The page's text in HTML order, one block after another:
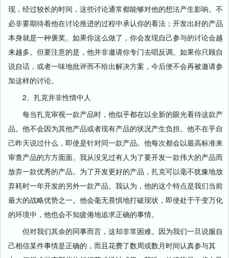
现，经过较长的时间，这些讨论通常都能够对他的想法产生影响。不
必非要期待着他在讨论推进的过程中承认你的看法；开发出好的产品
本身就是一种褒奖。如果你这么做了，你会发现自己参与的讨论会越
来越多。但要注意的是，他并非邀请你专门去唱反调。如果你只顾自
说自话，或者一味地批评而不给出解决方案，今后便不会再被邀请参
加这样的讨论。
2、扎克并非性情中人
每当扎克审视一款产品时，他似乎都在以全新的眼光看待这款产
品。他不会因为其他产品或者现有产品的状况产生负担。他不在乎自
己昨天说过什么，即使是针对同一款产品。他每次都会以最高标准来
审查产品的方方面面。我从没见过有人为了要开发一款伟大的产品而
放弃一款优秀的产品。为了开发更好的产品，扎克可以毫不犹豫地放
弃耗时一年开发的另外一款产品。我认为，他的这个特点是我们当前
最大的战略优势之一。他会毫无畏惧地打破现状，即使处于千变万化
的环境中，他也会不知疲倦地追求正确的事情。
但对我们其余的同事而言，这却非常困难。因为我们一旦说服自
己相信某件事情是正确的，而且花费了数周或数月时间认真参与其